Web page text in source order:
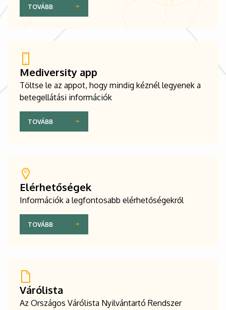
TOVÁBB
Mediversity app
Töltse le az appot, hogy mindig kéznél legyenek a
betegellátási információk
TOVÁBB
Elérhetőségek
Információk a legfontosabb elérhetőségekről
TOVÁBB
Várólista
Az Országos Várólista Nyilvántartó Rendszer